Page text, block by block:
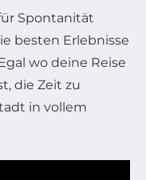
Spontanität
besten Erlebnisse
wo deine Reise
die Zeit zu
in vollem